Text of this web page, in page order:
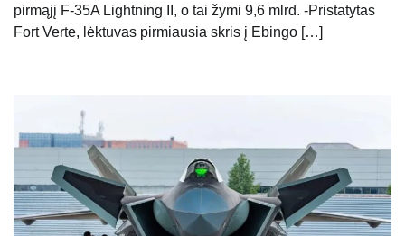
pirmąjį F-35A Lightning II, o tai žymi 9,6 mlrd. -Pristatytas
Fort Verte, lėktuvas pirmiausia skris į Ebingo […]